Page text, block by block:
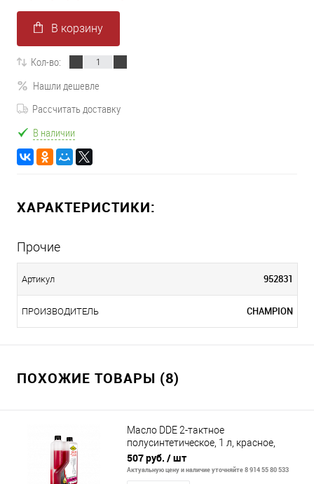
В корзину
Кол-во:
Нашли дешевле
Рассчитать доставку
В наличии
ХАРАКТЕРИСТИКИ:
Прочие
Артикул 952831
ПРОИЗВОДИТЕЛЬ CHAMPION
ПОХОЖИЕ ТОВАРЫ (8)
Масло DDE 2-тактное
полусинтетическое, 1 л, красное,
стандарт API TС, с дозатором
507 руб. / шт
Актуальную цену и наличие уточняйте 8 914 55 80 533